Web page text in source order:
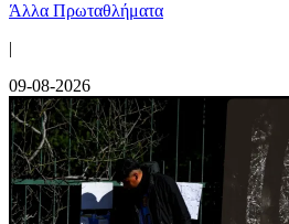
Άλλα Πρωταθλήματα
|
09-08-2026